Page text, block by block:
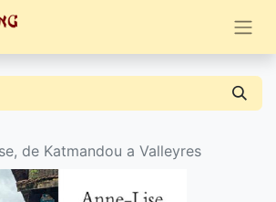
de Katmandou a Valleyres